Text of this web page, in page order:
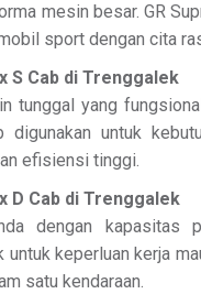
mesin besar. GR
sport dengan cita
S Cab di Trenggalek
tunggal yang
digunakan untuk
efisiensi tinggi.
D Cab di Trenggalek
dengan kapasitas
untuk keperluan kerja
satu kendaraan.